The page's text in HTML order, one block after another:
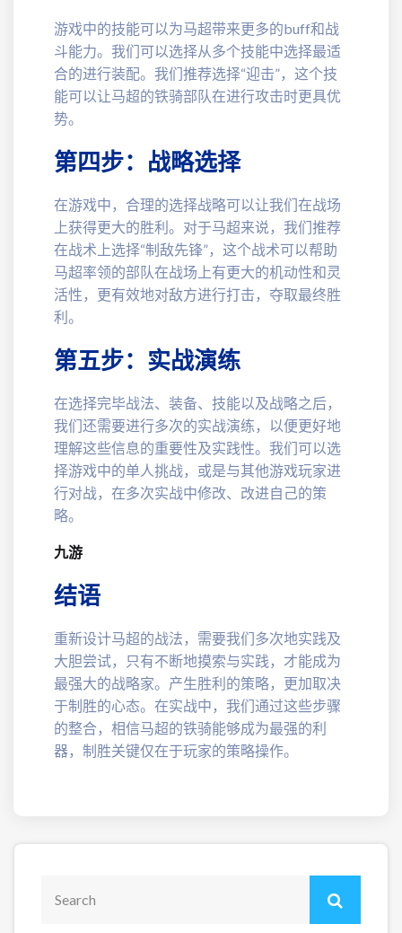
游戏中的技能可以为马超带来更多的buff和战
斗能力。我们可以选择从多个技能中选择最适
合的进行装配。我们推荐选择“迎击”，这个技
能可以让马超的铁骑部队在进行攻击时更具优
势。
第四步：战略选择
在游戏中，合理的选择战略可以让我们在战场
上获得更大的胜利。对于马超来说，我们推荐
在战术上选择“制敌先锋”，这个战术可以帮助
马超率领的部队在战场上有更大的机动性和灵
活性，更有效地对敌方进行打击，夺取最终胜
利。
第五步：实战演练
在选择完毕战法、装备、技能以及战略之后，
我们还需要进行多次的实战演练，以便更好地
理解这些信息的重要性及实践性。我们可以选
择游戏中的单人挑战，或是与其他游戏玩家进
行对战，在多次实战中修改、改进自己的策
略。
九游
结语
重新设计马超的战法，需要我们多次地实践及
大胆尝试，只有不断地摸索与实践，才能成为
最强大的战略家。产生胜利的策略，更加取决
于制胜的心态。在实战中，我们通过这些步骤
的整合，相信马超的铁骑能够成为最强的利
器，制胜关键仅在于玩家的策略操作。